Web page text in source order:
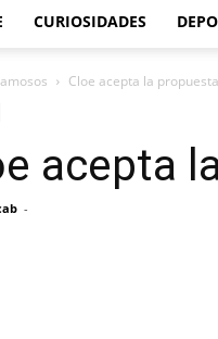
CURIOSIDADES
Cloe acepta la
acepta
-